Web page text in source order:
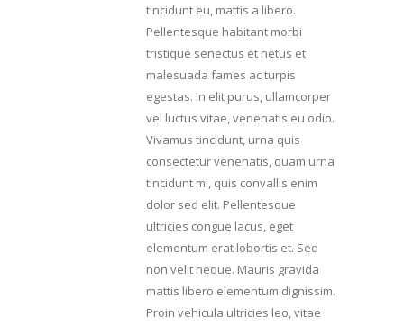
tincidunt eu, mattis a libero.
Pellentesque habitant morbi
tristique senectus et netus et
malesuada fames ac turpis
egestas. In elit purus, ullamcorper
vel luctus vitae, venenatis eu odio.
Vivamus tincidunt, urna quis
consectetur venenatis, quam urna
tincidunt mi, quis convallis enim
dolor sed elit. Pellentesque
ultricies congue lacus, eget
elementum erat lobortis et. Sed
non velit neque. Mauris gravida
mattis libero elementum dignissim.
Proin vehicula ultricies leo, vitae